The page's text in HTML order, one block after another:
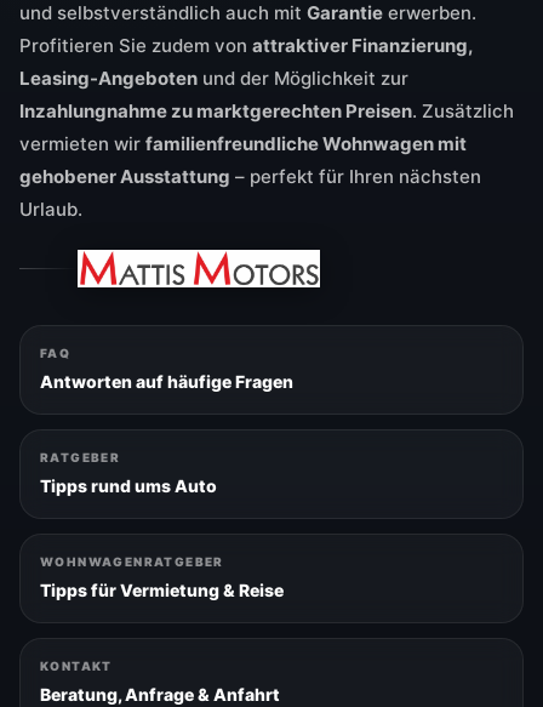
und selbstverständlich auch mit Garantie erwerben.
Profitieren Sie zudem von attraktiver Finanzierung,
Leasing-Angeboten und der Möglichkeit zur
Inzahlungnahme zu marktgerechten Preisen. Zusätzlich
vermieten wir familienfreundliche Wohnwagen mit
gehobener Ausstattung – perfekt für Ihren nächsten
Urlaub.
FAQ
Antworten auf häufige Fragen
RATGEBER
Tipps rund ums Auto
WOHNWAGENRATGEBER
Tipps für Vermietung & Reise
KONTAKT
Beratung, Anfrage & Anfahrt